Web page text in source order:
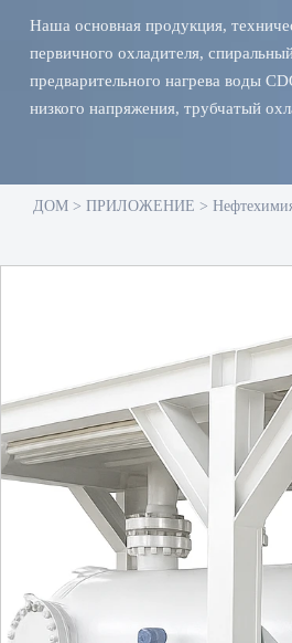
Наша основная продукция,
первичного охладителя,
предварительного нагрева воды
низкого напряжения, трубчатый
ДОМ > ПРИЛОЖЕНИЕ >